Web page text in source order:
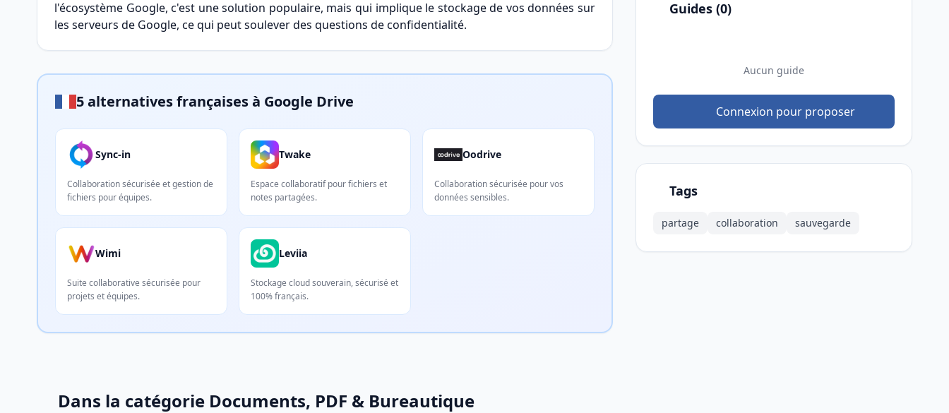
l'écosystème Google, c'est une solution populaire, mais qui implique le stockage de vos données sur
les serveurs de Google, ce qui peut soulever des questions de confidentialité.
5 alternatives françaises à Google Drive
Sync-in
Collaboration sécurisée et gestion de
fichiers pour équipes.
Twake
Espace collaboratif pour fichiers et
notes partagées.
Oodrive
Collaboration sécurisée pour vos
données sensibles.
Wimi
Suite collaborative sécurisée pour
projets et équipes.
Leviia
Stockage cloud souverain, sécurisé et
100% français.
Guides (0)
Aucun guide
Connexion pour proposer
Tags
partage collaboration sauvegarde
Dans la catégorie Documents, PDF & Bureautique